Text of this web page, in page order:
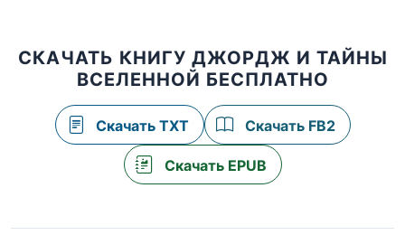
СКАЧАТЬ КНИГУ ДЖОРДЖ И ТАЙНЫ
ВСЕЛЕННОЙ БЕСПЛАТНО
Скачать TXT Скачать FB2
Скачать EPUB